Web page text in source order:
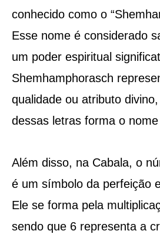
conhecido como o
Esse nome é considerado
um poder espiritual
Shemhamphorasch
qualidade ou atributo
dessas letras forma o
Além disso, na Cabala, o
é um símbolo da perfeição
Ele se forma pela
sendo que 6 representa a